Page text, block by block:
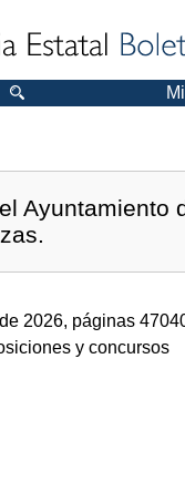
Ayuntamiento
2026, páginas
y concursos